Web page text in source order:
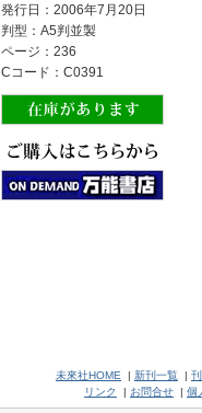
発行日：2006年7月20日
判型：A5判並製
ページ：236
Cコード：C0391
未來社HOME | 新刊一覧 |
リンク
| お問合せ | 個